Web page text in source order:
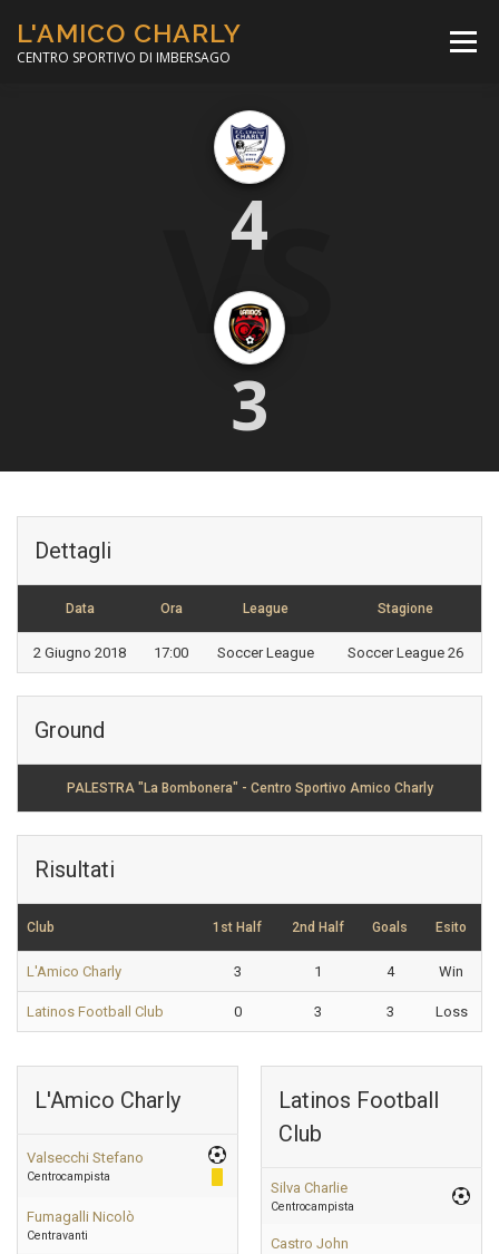
contenuto
L'AMICO CHARLY
CENTRO SPORTIVO DI IMBERSAGO
Menù
CORSO CALCIO A 5
MINIBASKET
VS
4
3
Dettagli
Data Ora League Stagione
2 Giugno 2018 17:00 Soccer League Soccer League 26
Ground
PALESTRA "La Bombonera" - Centro Sportivo Amico Charly
Risultati
Club 1st Half 2nd Half Goals Esito
L'Amico Charly 3 1 4 Win
Latinos Football Club 0 3 3 Loss
L'Amico Charly
Valsecchi Stefano
Centrocampista
Fumagalli Nicolò
Centravanti
Latinos Football
Club
Silva Charlie
Centrocampista
Castro John